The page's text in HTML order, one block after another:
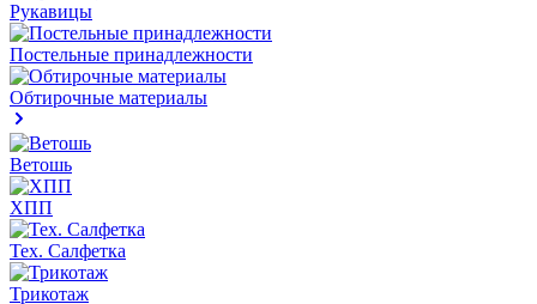
Рукавицы
Постельные принадлежности
Обтирочные материалы
Ветошь
ХПП
Тех. Салфетка
Трикотаж